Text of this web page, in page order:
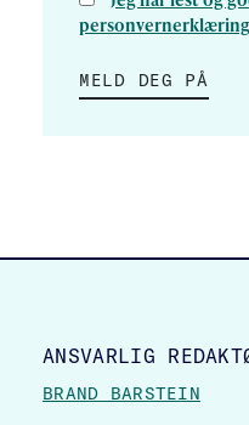
MELD DEG PÅ
SITE FOOTER
ANSVARLIG
BRAND BARSTEIN